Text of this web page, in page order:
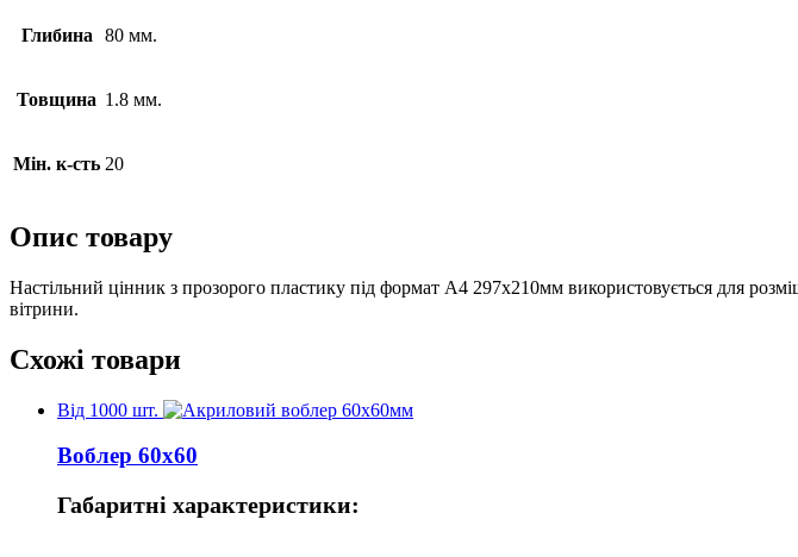
Глибина 80 мм.
Товщина 1.8 мм.
Мін. к-сть 20
Опис товару
Настільний цінник з прозорого пластику під формат А4 297х210мм використовується для
вітрини.
Схожі товари
Від 1000 шт.
Воблер 60х60
Габаритні характеристики: